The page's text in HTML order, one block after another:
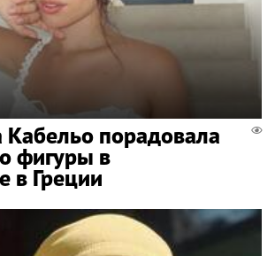
порадовала
фигуры в
в Греции